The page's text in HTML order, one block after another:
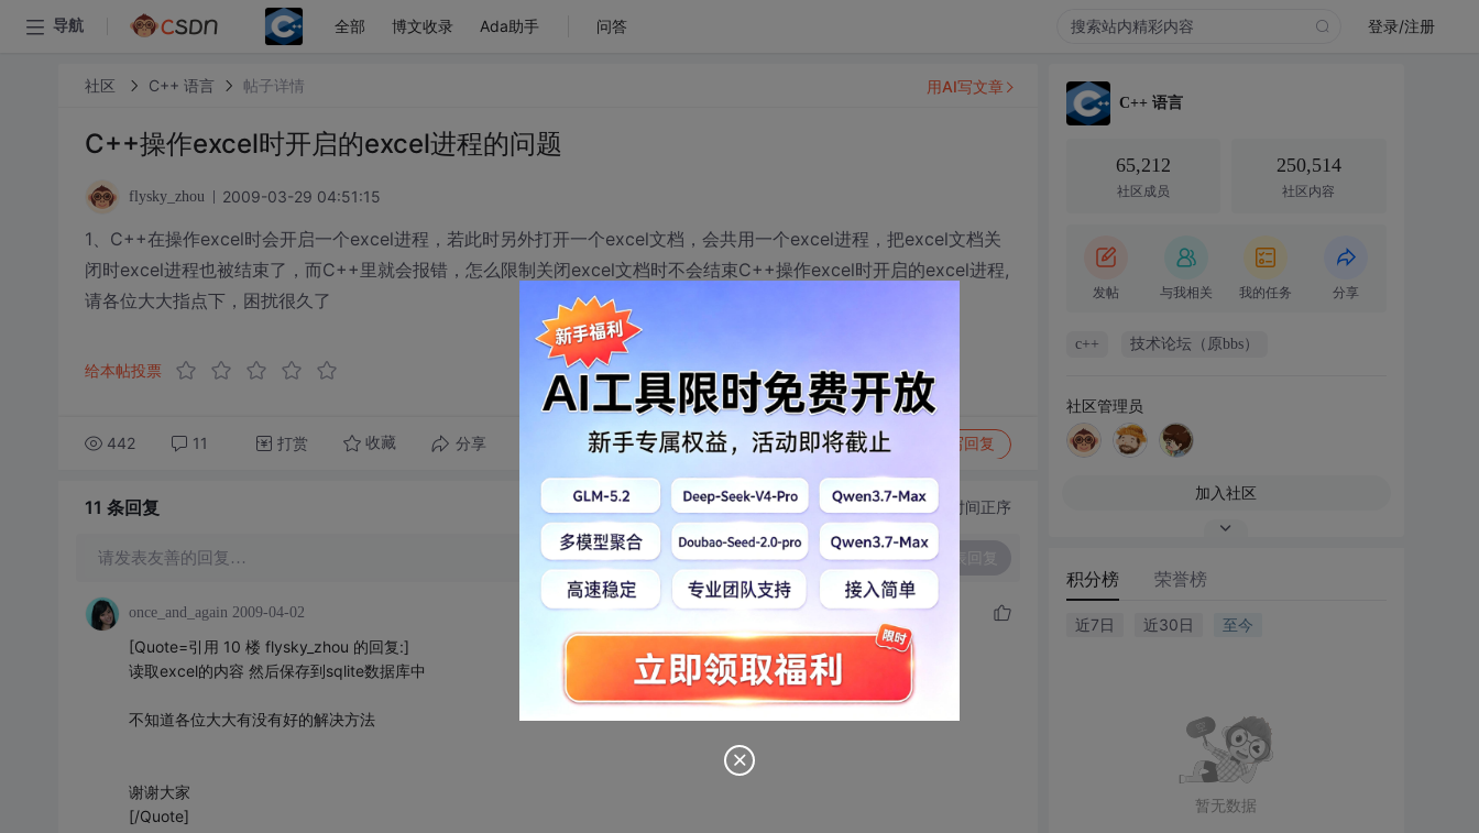
导航 全部 博文收录 Ada助手 问答 登录/注册
社区 C++ 语言 帖子详情
C++操作excel时开启的excel进程的问题
flysky_zhou 2009-03-29 04:51:15
1、C++在操作excel时会开启一个excel进程，若此时另外打开一个excel文档，会共用一个excel进程，把excel文档关
闭时excel进程也被结束了，而C++里就会报错，怎么限制关闭excel文档时不会结束C++操作excel时开启的excel进程,
请各位大大指点下，困扰很久了
给本帖投票
442 11 打赏 收藏 分享 转发到动态 举报 写回复
用AI写文章
11 条回复 切换为时间正序
请发表友善的回复… 发表回复
once_and_again 2009-04-02
[Quote=引用 10 楼 flysky_zhou 的回复:]
读取excel的内容 然后保存到sqlite数据库中
不知道各位大大有没有好的解决方法
谢谢大家
[/Quote]
C++ 语言
65,212
社区成员
250,514
社区内容
发帖 与我相关 我的任务 分享
c++ 技术论坛（原bbs）
社区管理员
加入社区
积分榜 荣誉榜
近7日 近30日 至今
暂无数据